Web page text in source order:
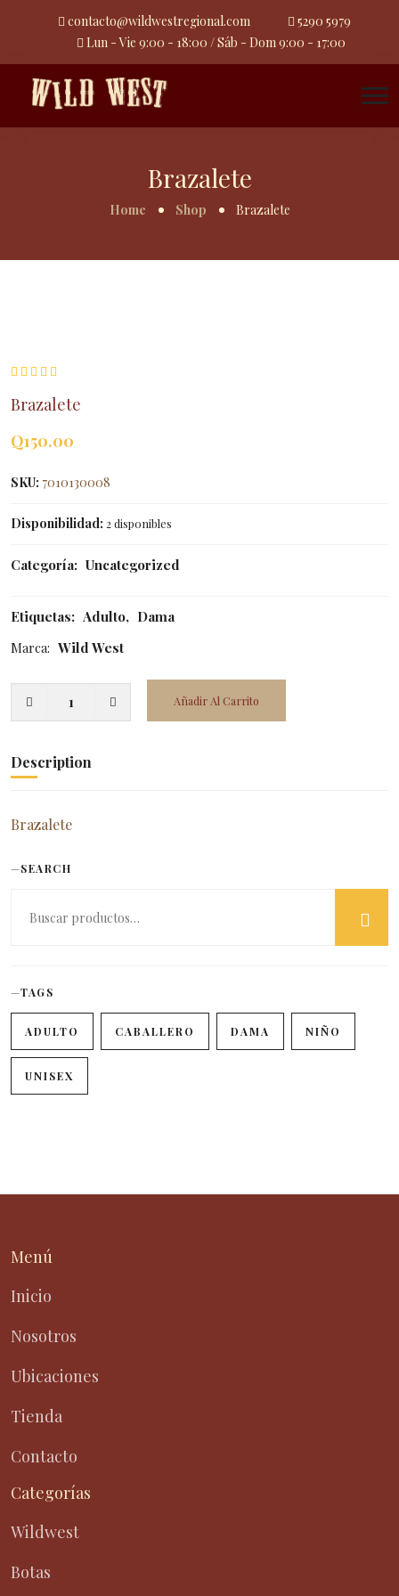
contacto@wildwestregional.com
5290 5979
Lun - Vie 9:00 - 18:00 / Sáb - Dom 9:00 - 17:00
Brazalete
Home Shop Brazalete
Brazalete
Q150.00
SKU: 7010130008
Disponibilidad: 2 disponibles
Categoría: Uncategorized
Etiquetas: Adulto, Dama
Marca: Wild West
Añadir Al Carrito
Description
Brazalete
SEARCH
TAGS
ADULTO CABALLERO DAMA NIÑO
UNISEX
Menú
Inicio
Nosotros
Ubicaciones
Tienda
Contacto
Categorías
Wildwest
Botas